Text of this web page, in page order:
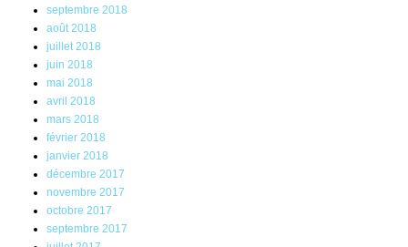
septembre 2018
août 2018
juillet 2018
juin 2018
mai 2018
avril 2018
mars 2018
février 2018
janvier 2018
décembre 2017
novembre 2017
octobre 2017
septembre 2017